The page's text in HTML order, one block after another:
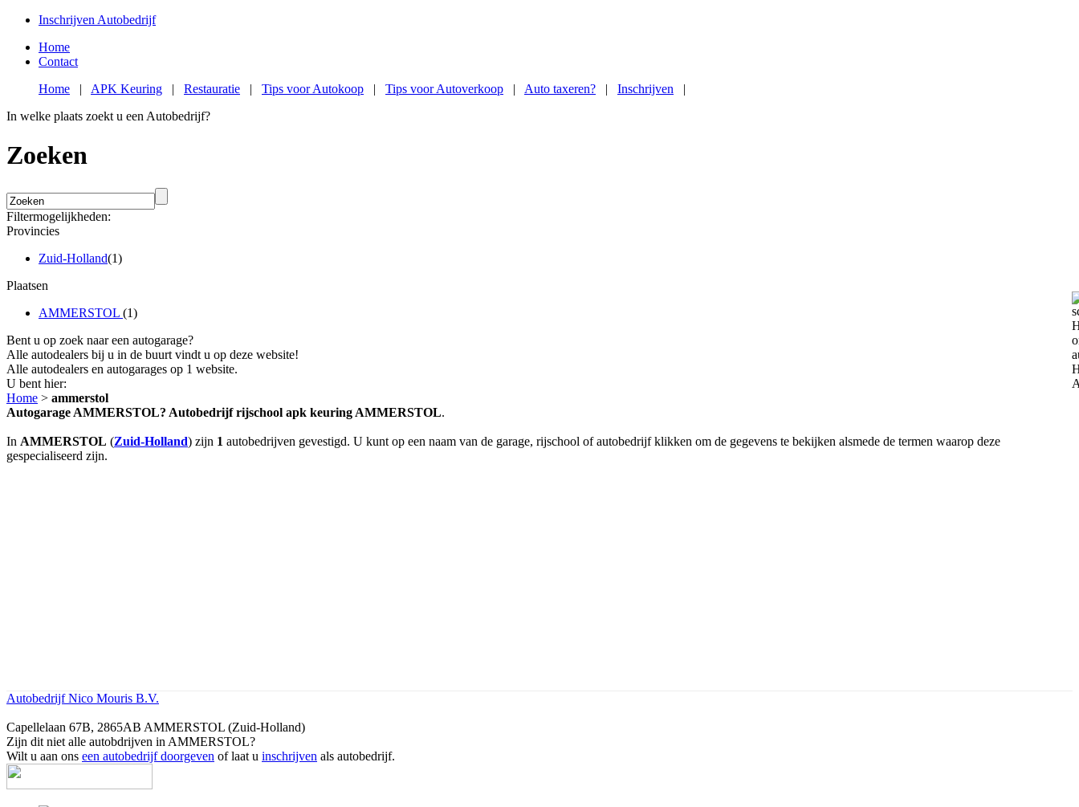
Inschrijven Autobedrijf
Home
Contact
Home | APK Keuring | Restauratie | Tips voor Autokoop | Tips voor Autoverkoop | Auto taxeren? | Inschrijven |
In welke plaats zoekt u een Autobedrijf?
Zoeken
Filtermogelijkheden:
Provincies
Zuid-Holland(1)
Plaatsen
AMMERSTOL (1)
Bent u op zoek naar een autogarage?
Alle autodealers bij u in de buurt vindt u op deze website!
Alle autodealers en autogarages op 1 website.
U bent hier:
Home > ammerstol
Autogarage AMMERSTOL? Autobedrijf rijschool apk keuring AMMERSTOL.
In AMMERSTOL (Zuid-Holland) zijn 1 autobedrijven gevestigd. U kunt op een naam van de garage, rijschool of autobedrijf klikken om de gegevens te bekijken alsmede de termen waarop deze
gespecialiseerd zijn.
Autobedrijf Nico Mouris B.V.
Capellelaan 67B, 2865AB AMMERSTOL (Zuid-Holland)
Zijn dit niet alle autobdrijven in AMMERSTOL?
Wilt u aan ons een autobedrijf doorgeven of laat u inschrijven als autobedrijf.